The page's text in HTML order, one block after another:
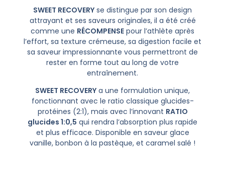
SWEET RECOVERY se distingue par son design
attrayant et ses saveurs originales, il a été créé
comme une RÉCOMPENSE pour l’athlète après
l’effort, sa texture crémeuse, sa digestion facile et
sa saveur impressionnante vous permettront de
rester en forme tout au long de votre
entraînement.
SWEET RECOVERY a une formulation unique,
fonctionnant avec le ratio classique glucides-
protéines (2:1), mais avec l’innovant RATIO
glucides 1:0,5 qui rendra l’absorption plus rapide
et plus efficace. Disponible en saveur glace
vanille, bonbon à la pastèque, et caramel salé !